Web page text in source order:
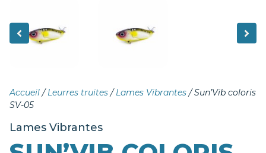
Accueil/ Leurres truites/ Lames Vibrantes/ Sun’Vib coloris
SV-05
Lames Vibrantes